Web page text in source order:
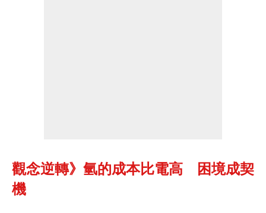
觀念逆轉》氫的成本比電高　困境成契
機